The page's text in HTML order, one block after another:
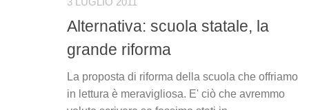
3 LUGLIO 2011
Alternativa: scuola statale, la
grande riforma
La proposta di riforma della scuola che offriamo
in lettura è meravigliosa. E' ciò che avremmo